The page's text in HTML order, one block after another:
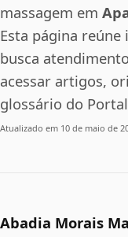
massagem em
Esta página
busca
acessar artigos,
glossário do
Atualizado em 10 de maio de
Abadia Morais